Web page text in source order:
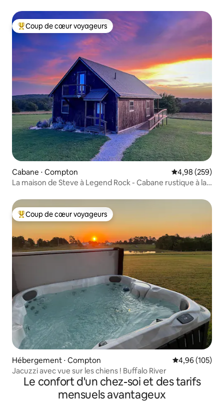
Coups de cœur voyageurs les plus appréciés
Coup de cœur voyageurs
Cabane ⋅ Compton Évaluation
4,98 (259)
La maison de Steve à Legend Rock - Cabane rustique à la
Coups de cœur voyageurs les plus appréciés
Coup de cœur voyageurs
Hébergement ⋅ Compton Évaluation
4,96 (105)
Jacuzzi avec vue sur les chiens ! Buffalo River
Le confort d'un chez-soi et des tarifs
mensuels avantageux